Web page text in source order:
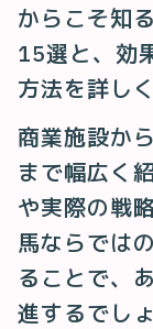
からこそ知
15選と、効
方法を詳し
商業施設か
まで幅広く
や実際の戦
馬ならでは
ることで、
進するでしょ